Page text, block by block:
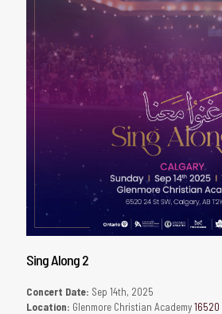
Sing Along 2
Concert Date: Sep 14th, 2025
Location: Glenmore Christian Academy16520